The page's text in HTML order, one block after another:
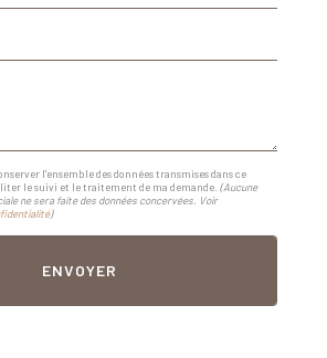
l'ensemble des données transmises dans ce
le suivi et le traitement de ma demande.(Aucune
ne sera faite des données concervées. Voir
)